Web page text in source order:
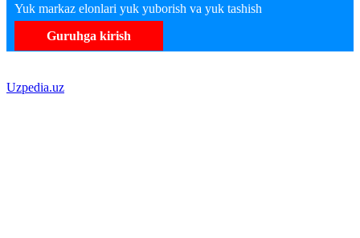
Yuk markaz elonlari yuk yuborish va yuk tashish
Guruhga kirish
Uzpedia.uz